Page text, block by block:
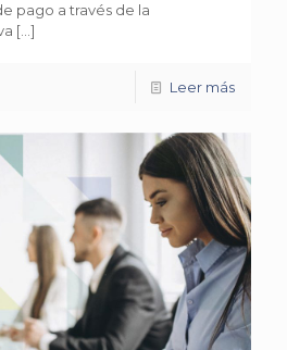
pago a través de la
[…]
Leer más